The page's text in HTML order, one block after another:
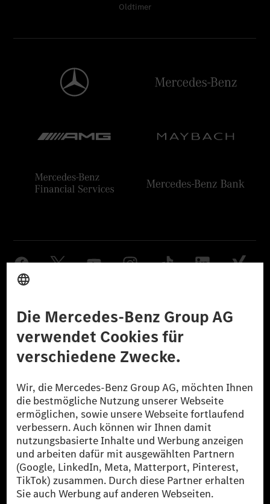
Oldtimer
Datenschutz Lizenzhinweise Dritter Barrierefreiheit
© 2026 Mercedes-Benz Group AG. Alle Rechte vorbehalten.
[1] Bilanziell CO₂-neutral bedeutet, dass nicht vermiedene oder nicht
reduzierte CO₂-Emissionen bei der Mercedes-Benz Group durch
zertifizierte Ausgleichsprojekte kompensiert werden.
[2] Renewable Charging ist ein integraler Bestandteil von MB.CHARGE
Public in Europa, den USA, Kanada und China. Sofern an der jeweiligen
Ladestation noch kein Strom aus erneuerbaren Energien vorliegt,
verwendet Renewable Charging Grünstromzertifikate*. Diese stellen
sicher, dass für Ladevorgänge über MB.CHARGE Public eine äquivalente
Strommenge aus erneuerbaren Energien ins Stromnetz eingespeist wird.